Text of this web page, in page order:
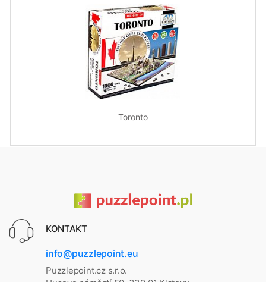
Toronto
KONTAKT
info@puzzlepoint.eu
Puzzlepoint.cz s.r.o.